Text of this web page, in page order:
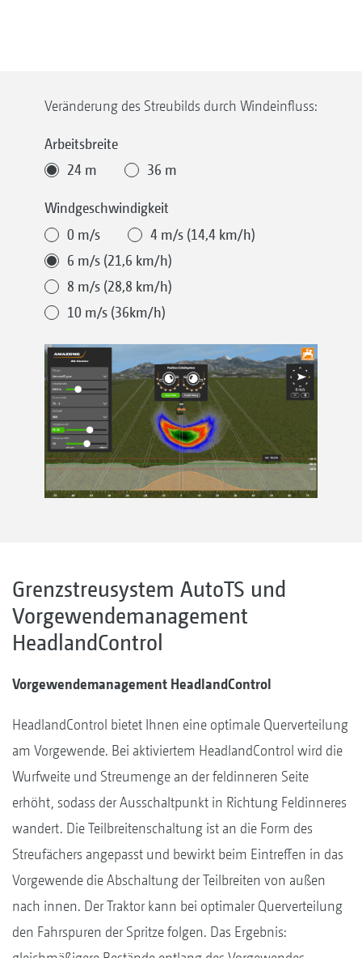
Veränderung des Streubilds durch Windeinfluss:
Arbeitsbreite
24 m
36 m
Windgeschwindigkeit
0 m/s
4 m/s (14,4 km/h)
6 m/s (21,6 km/h)
8 m/s (28,8 km/h)
10 m/s (36km/h)
Grenzstreusystem AutoTS und
Vorgewendemanagement
HeadlandControl
Vorgewendemanagement HeadlandControl
HeadlandControl bietet Ihnen eine optimale Querverteilung
am Vorgewende. Bei aktiviertem HeadlandControl wird die
Wurfweite und Streumenge an der feldinneren Seite
erhöht, sodass der Ausschaltpunkt in Richtung Feldinneres
wandert. Die Teilbreitenschaltung ist an die Form des
Streufächers angepasst und bewirkt beim Eintreffen in das
Vorgewende die Abschaltung der Teilbreiten von außen
nach innen. Der Traktor kann bei optimaler Querverteilung
den Fahrspuren der Spritze folgen. Das Ergebnis: